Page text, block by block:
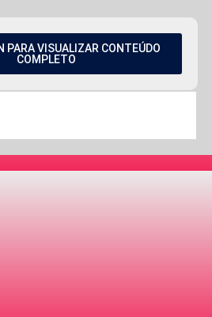
PARA VISUALIZAR CONTEÚDO
COMPLETO